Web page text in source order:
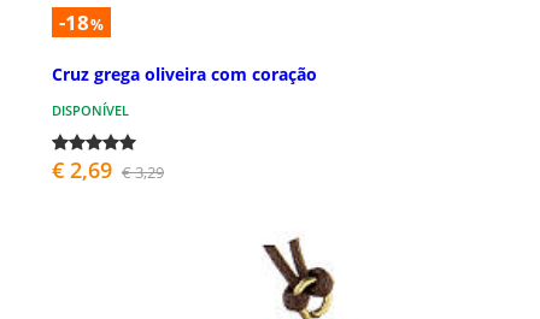
-18%
Cruz grega oliveira com coração
DISPONÍVEL
€ 2,69 € 3,29